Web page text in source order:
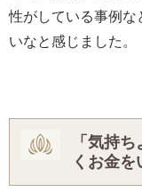
性がしている事例な
いなと感じました。
「気持
くお金を